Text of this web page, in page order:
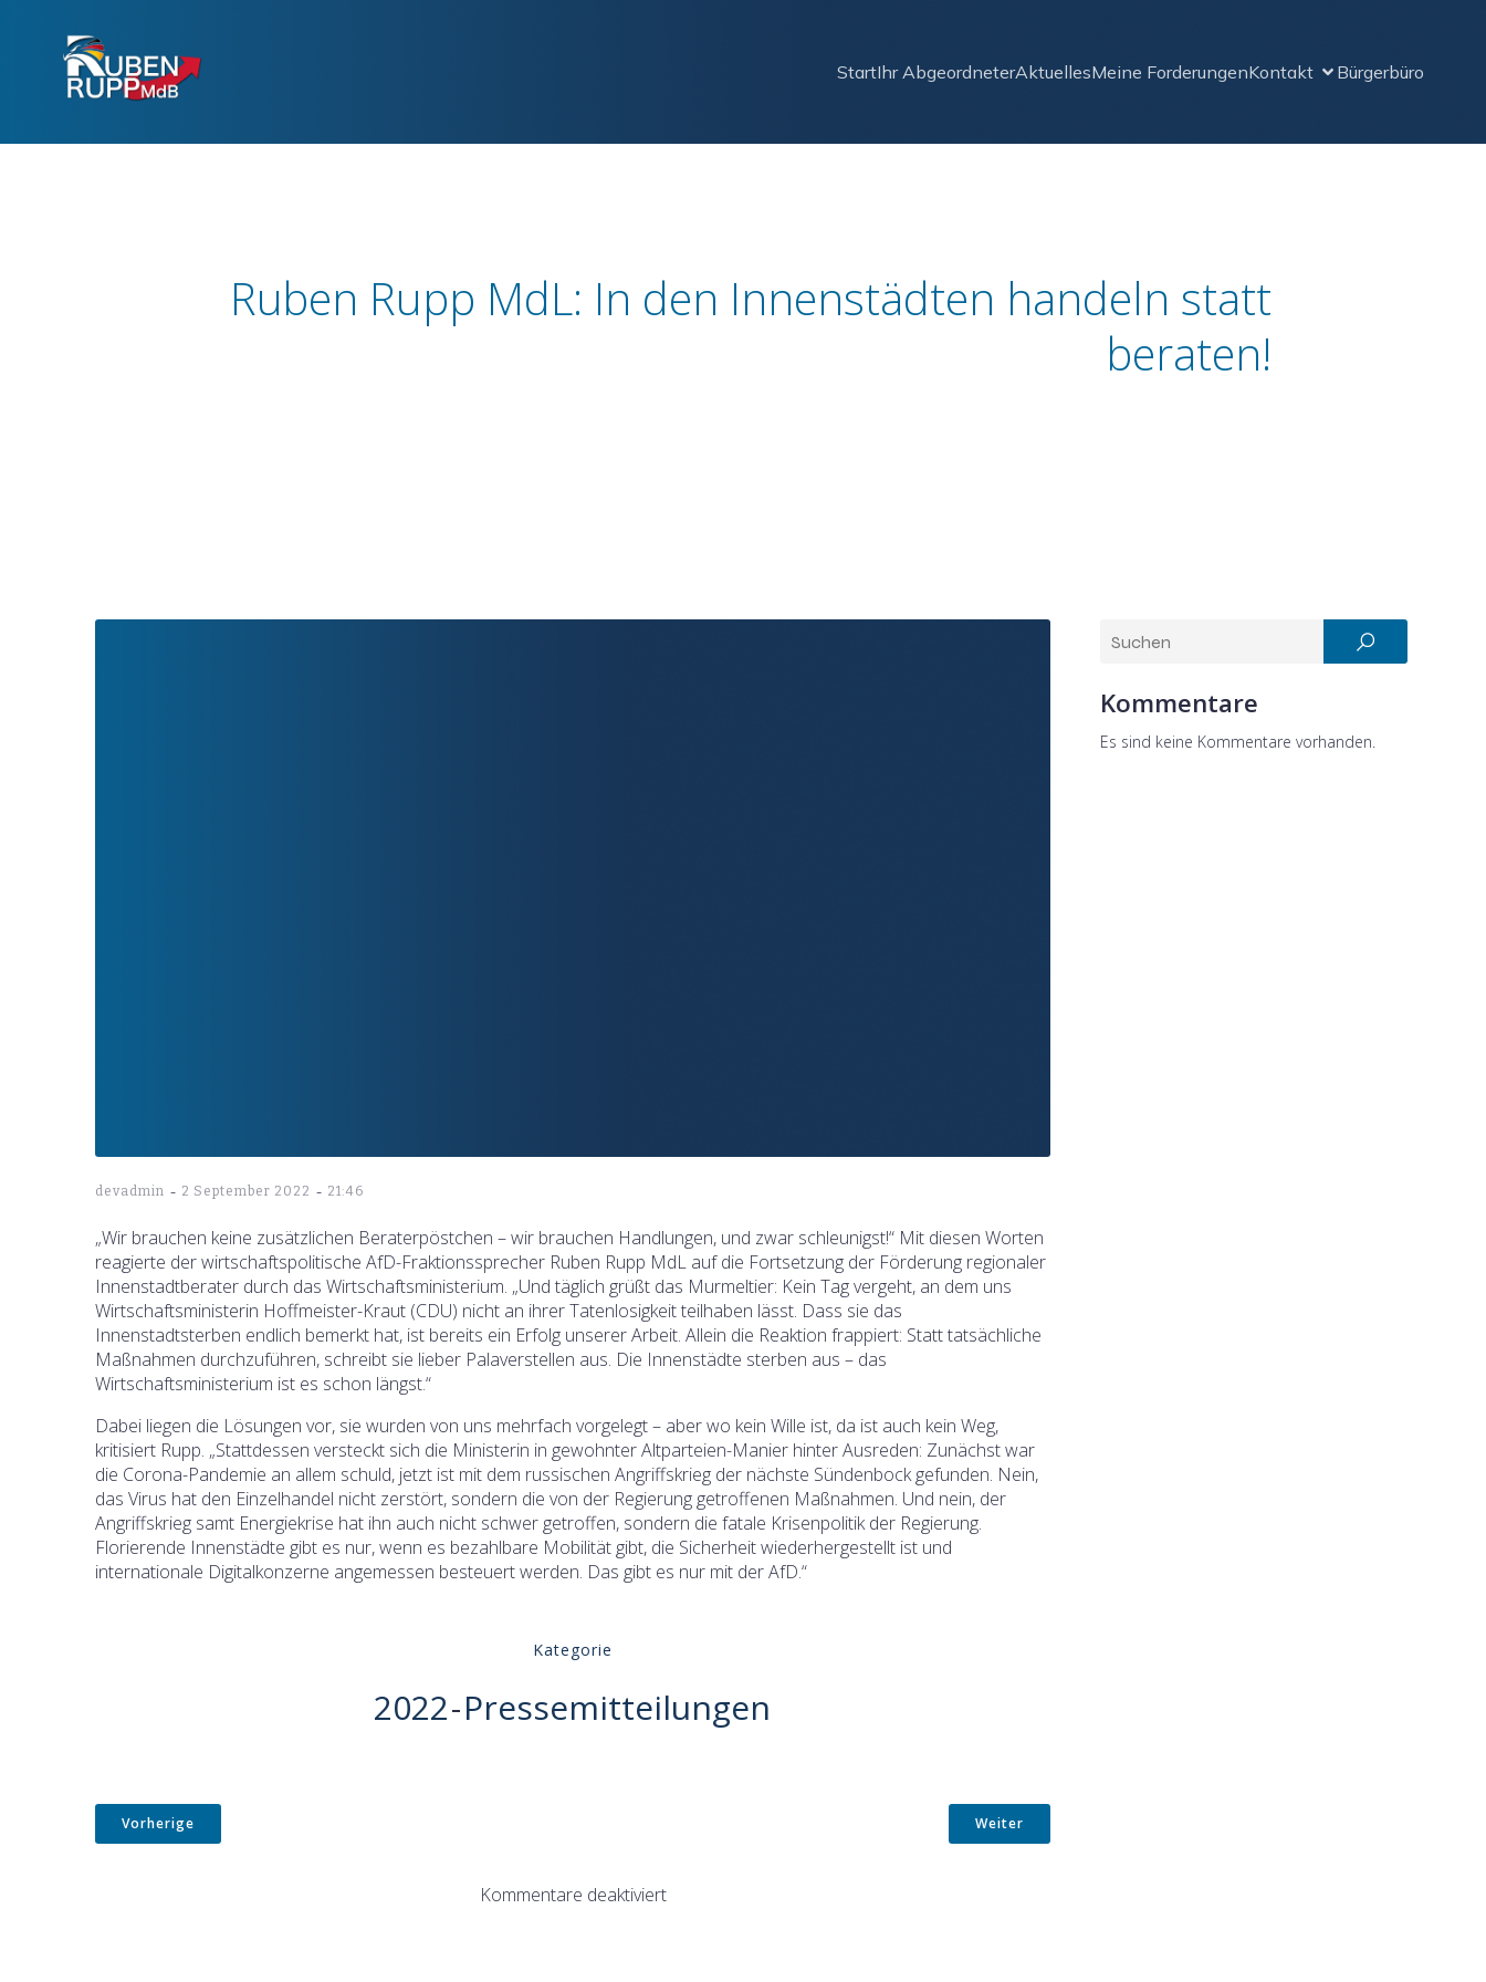
StartIhr AbgeordneterAktuellesMeine ForderungenKontakt Bürgerbüro
Ruben Rupp MdL: In den Innenstädten handeln statt
beraten!
devadmin - 2 September 2022 - 21:46
„Wir brauchen keine zusätzlichen Beraterpöstchen – wir brauchen Handlungen, und zwar schleunigst!“ Mit diesen Worten
reagierte der wirtschaftspolitische AfD-Fraktionssprecher Ruben Rupp MdL auf die Fortsetzung der Förderung regionaler
Innenstadtberater durch das Wirtschaftsministerium. „Und täglich grüßt das Murmeltier: Kein Tag vergeht, an dem uns
Wirtschaftsministerin Hoffmeister-Kraut (CDU) nicht an ihrer Tatenlosigkeit teilhaben lässt. Dass sie das
Innenstadtsterben endlich bemerkt hat, ist bereits ein Erfolg unserer Arbeit. Allein die Reaktion frappiert: Statt tatsächliche
Maßnahmen durchzuführen, schreibt sie lieber Palaverstellen aus. Die Innenstädte sterben aus – das
Wirtschaftsministerium ist es schon längst.“
Dabei liegen die Lösungen vor, sie wurden von uns mehrfach vorgelegt – aber wo kein Wille ist, da ist auch kein Weg,
kritisiert Rupp. „Stattdessen versteckt sich die Ministerin in gewohnter Altparteien-Manier hinter Ausreden: Zunächst war
die Corona-Pandemie an allem schuld, jetzt ist mit dem russischen Angriffskrieg der nächste Sündenbock gefunden. Nein,
das Virus hat den Einzelhandel nicht zerstört, sondern die von der Regierung getroffenen Maßnahmen. Und nein, der
Angriffskrieg samt Energiekrise hat ihn auch nicht schwer getroffen, sondern die fatale Krisenpolitik der Regierung.
Florierende Innenstädte gibt es nur, wenn es bezahlbare Mobilität gibt, die Sicherheit wiederhergestellt ist und
internationale Digitalkonzerne angemessen besteuert werden. Das gibt es nur mit der AfD.“
Kategorie
2022-Pressemitteilungen
Vorherige Weiter
Kommentare deaktiviert
Kommentare
Es sind keine Kommentare vorhanden.